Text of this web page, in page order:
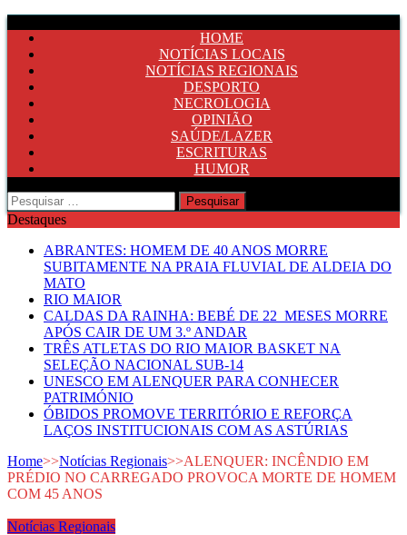
HOME
NOTÍCIAS LOCAIS
NOTÍCIAS REGIONAIS
DESPORTO
NECROLOGIA
OPINIÃO
SAÚDE/LAZER
ESCRITURAS
HUMOR
Pesquisar
por:
Destaques
ABRANTES: HOMEM DE 40 ANOS MORRE
SUBITAMENTE NA PRAIA FLUVIAL DE ALDEIA DO
MATO
RIO MAIOR
CALDAS DA RAINHA: BEBÉ DE 22 MESES MORRE
APÓS CAIR DE UM 3.º ANDAR
TRÊS ATLETAS DO RIO MAIOR BASKET NA
SELEÇÃO NACIONAL SUB-14
UNESCO EM ALENQUER PARA CONHECER
PATRIMÓNIO
ÓBIDOS PROMOVE TERRITÓRIO E REFORÇA
LAÇOS INSTITUCIONAIS COM AS ASTÚRIAS
Home>>Notícias Regionais>>ALENQUER: INCÊNDIO EM
PRÉDIO NO CARREGADO PROVOCA MORTE DE HOMEM
COM 45 ANOS
Notícias Regionais